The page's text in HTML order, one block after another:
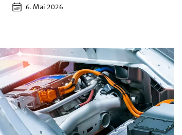
6. Mai 2026